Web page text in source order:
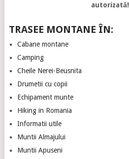
autorizată!
TRASEE MONTANE ÎN:
Cabane montane
Camping
Cheile Nerei-Beusnita
Drumetii cu copii
Echipament munte
Hiking in Romania
Informatii utile
Muntii Almajului
Muntii Apuseni